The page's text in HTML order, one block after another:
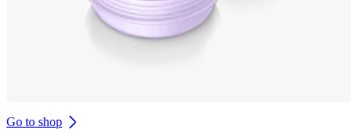
Go to shop